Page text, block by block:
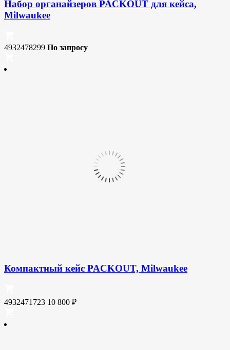
Набор органайзеров PACKOUT для кейса,
Milwaukee
4932478299 По запросу
Компактный кейс PACKOUT, Milwaukee
4932471723 10 800 ₽